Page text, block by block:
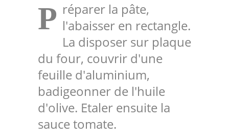
P réparer la pâte,
l'abaisser en rectangle.
La disposer sur plaque
du four, couvrir d'une
feuille d'aluminium,
badigeonner de l'huile
d'olive. Etaler ensuite la
sauce tomate.